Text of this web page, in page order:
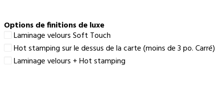
Options de finitions de luxe
Laminage velours Soft Touch
Hot stamping sur le dessus de la carte (moins de 3 po. Carré)
Laminage velours + Hot stamping